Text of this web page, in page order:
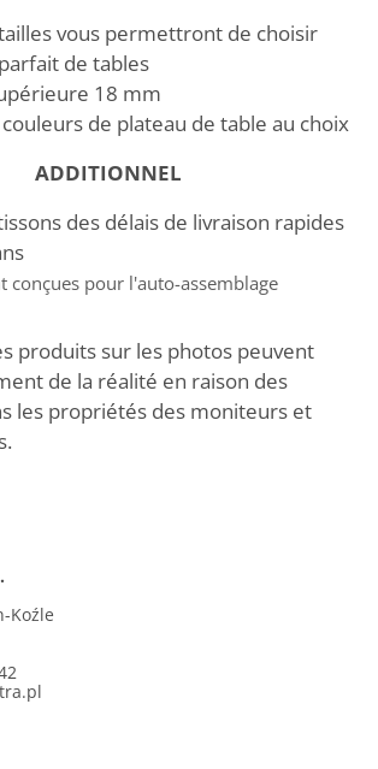
vous permettront de choisir
de tables
18 mm
de plateau de table au choix
ADDITIONNEL
des délais de livraison rapides
conçues pour l'auto-assemblage
produits sur les photos peuvent
de la réalité en raison des
les propriétés des moniteurs et
Koźle